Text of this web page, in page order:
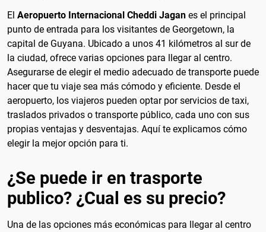
El Aeropuerto Internacional Cheddi Jagan es el principal
punto de entrada para los visitantes de Georgetown, la
capital de Guyana. Ubicado a unos 41 kilómetros al sur de
la ciudad, ofrece varias opciones para llegar al centro.
Asegurarse de elegir el medio adecuado de transporte puede
hacer que tu viaje sea más cómodo y eficiente. Desde el
aeropuerto, los viajeros pueden optar por servicios de taxi,
traslados privados o transporte público, cada uno con sus
propias ventajas y desventajas. Aquí te explicamos cómo
elegir la mejor opción para ti.
¿Se puede ir en trasporte
publico? ¿Cual es su precio?
Una de las opciones más económicas para llegar al centro